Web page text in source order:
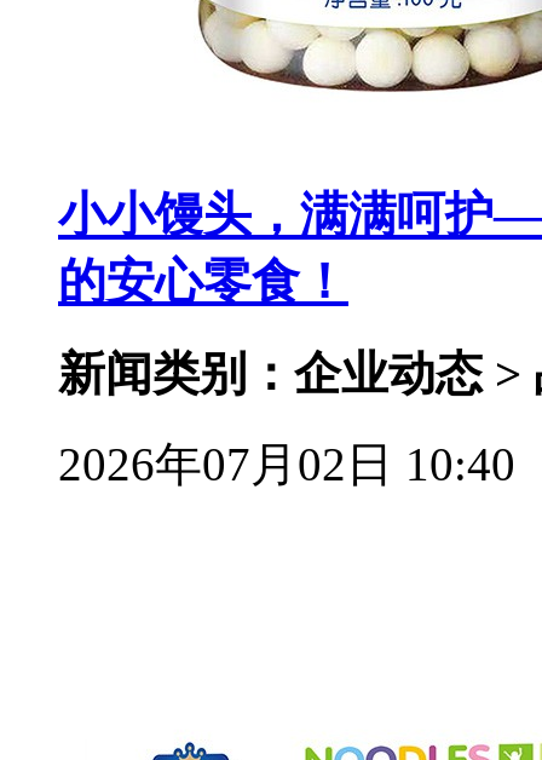
小小馒头，满满呵护
的安心零食！
新闻类别：企业动态 >
2026年07月02日 10:40